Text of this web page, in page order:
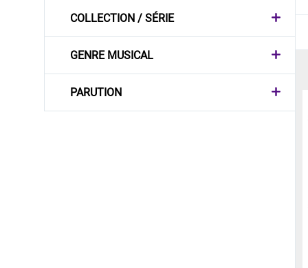
COLLECTION / SÉRIE
GENRE MUSICAL
PARUTION